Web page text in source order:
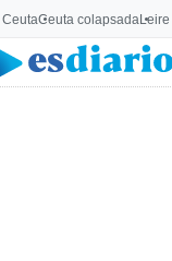
Ceuta colapsada